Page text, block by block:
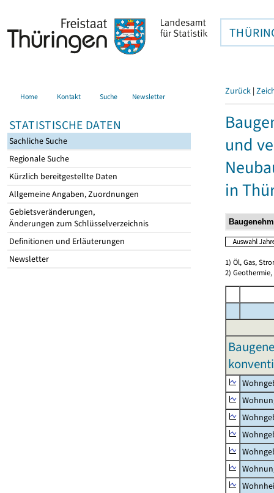
Home Kontakt Suche Newsletter
STATISTISCHE DATEN
Sachliche Suche
Regionale Suche
Kürzlich bereitgestellte Daten
Allgemeine Angaben, Zuordnungen
Gebietsveränderungen,
Änderungen zum Schlüsselverzeichnis
Definitionen und Erläuterungen
Newsletter
Zurück |
und
in
1) Öl, Gas,
2)